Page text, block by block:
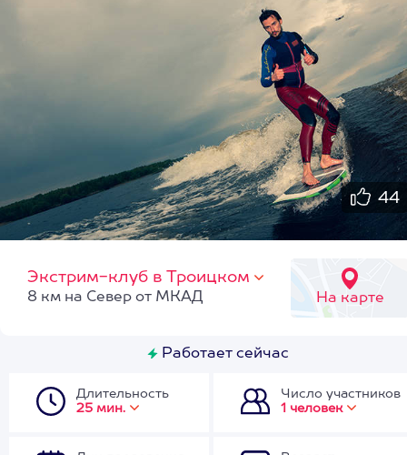
44
Экстрим-клуб в Троицком
На карте
8 км на Север от МКАД
Работает сейчас
Длительность
25 мин.
Число участников
1 человек